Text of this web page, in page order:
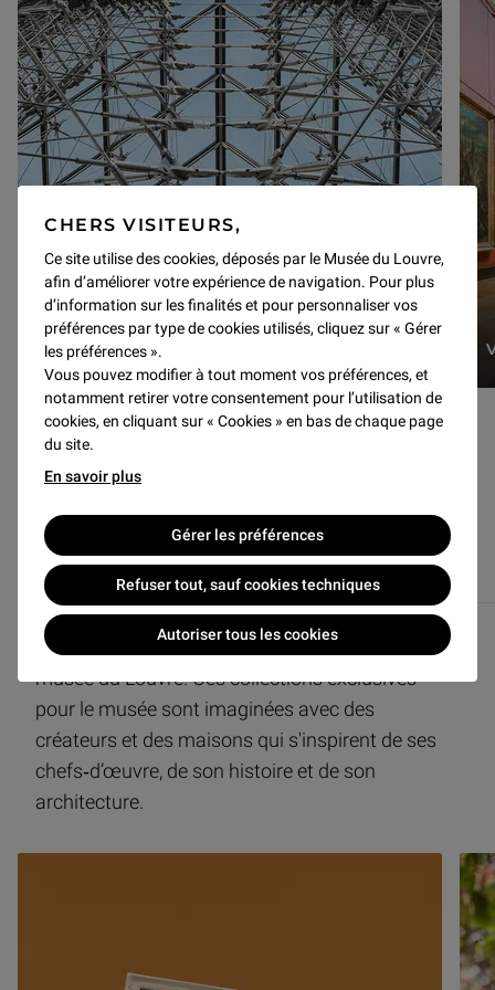
CHERS VISITEURS,
Ce site utilise des cookies, déposés par le Musée du Louvre,
afin d’améliorer votre expérience de navigation. Pour plus
d’information sur les finalités et pour personnaliser vos
préférences par type de cookies utilisés, cliquez sur « Gérer
les préférences ».
Vous pouvez modifier à tout moment vos préférences, et
notamment retirer votre consentement pour l’utilisation de
cookies, en cliquant sur « Cookies » en bas de chaque page
du site.
En savoir plus
Gérer les préférences
Refuser tout, sauf cookies techniques
Autoriser tous les cookies
SOUTENIR UN PROJET
Ressources Petit Louvre précédentes
Following Petit Louvre
COLLABORATIONS DE MARQUES
Découvrez les collaborations de marque du
musée du Louvre. Ces collections exclusives
pour le musée sont imaginées avec des
créateurs et des maisons qui s'inspirent de ses
chefs‑d’œuvre, de son histoire et de son
architecture.